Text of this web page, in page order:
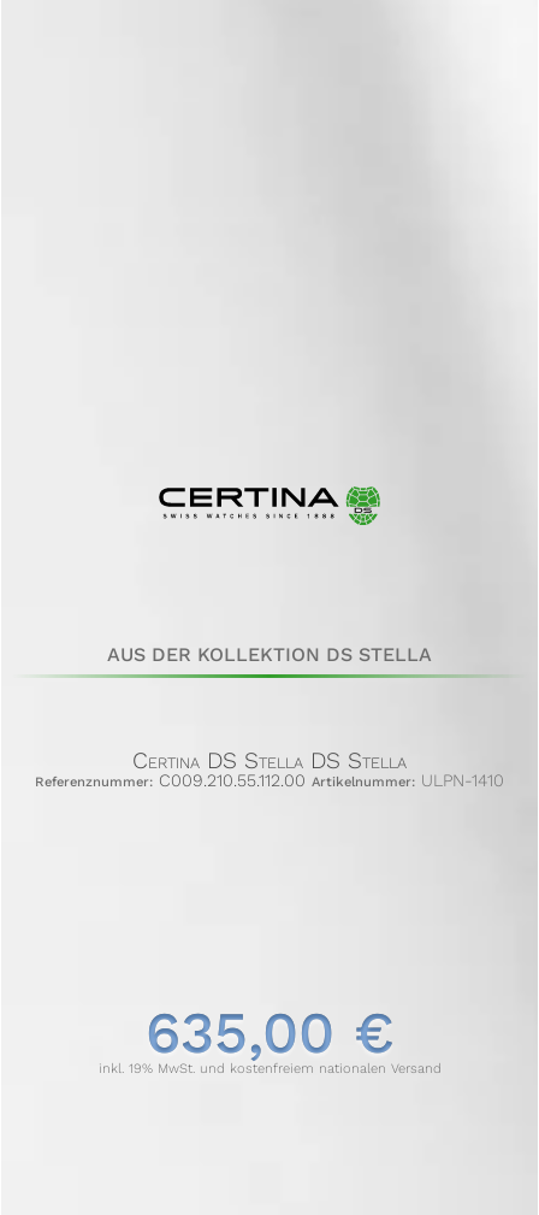
AUS DER KOLLEKTION DS STELLA
Certina DS Stella DS Stella
Referenznummer: C009.210.55.112.00 Artikelnummer: ULPN-1410
635,00 €
inkl. 19% MwSt. und kostenfreiem nationalen Versand